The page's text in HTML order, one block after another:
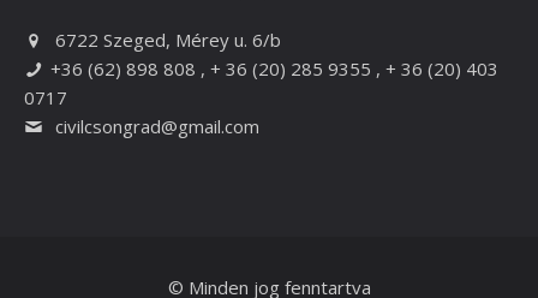
6722 Szeged, Mérey u. 6/b
+36 (62) 898 808 , + 36 (20) 285 9355 , + 36 (20) 403
0717
civilcsongrad@gmail.com
© Minden jog fenntartva